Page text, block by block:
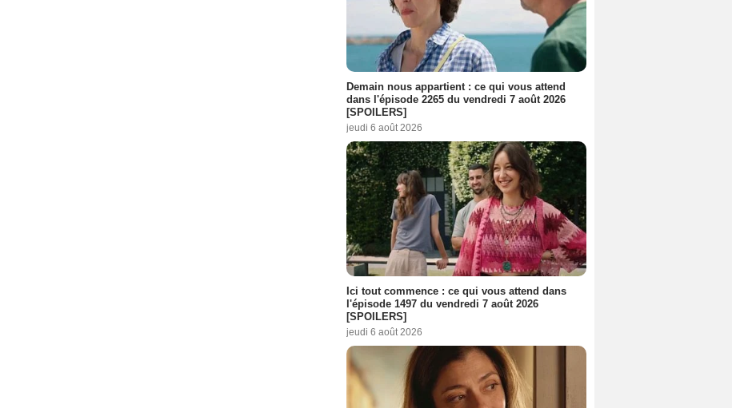
Demain nous appartient : ce qui vous attend
dans l'épisode 2265 du vendredi 7 août 2026
[SPOILERS]
jeudi 6 août 2026
Ici tout commence : ce qui vous attend dans
l'épisode 1497 du vendredi 7 août 2026
[SPOILERS]
jeudi 6 août 2026